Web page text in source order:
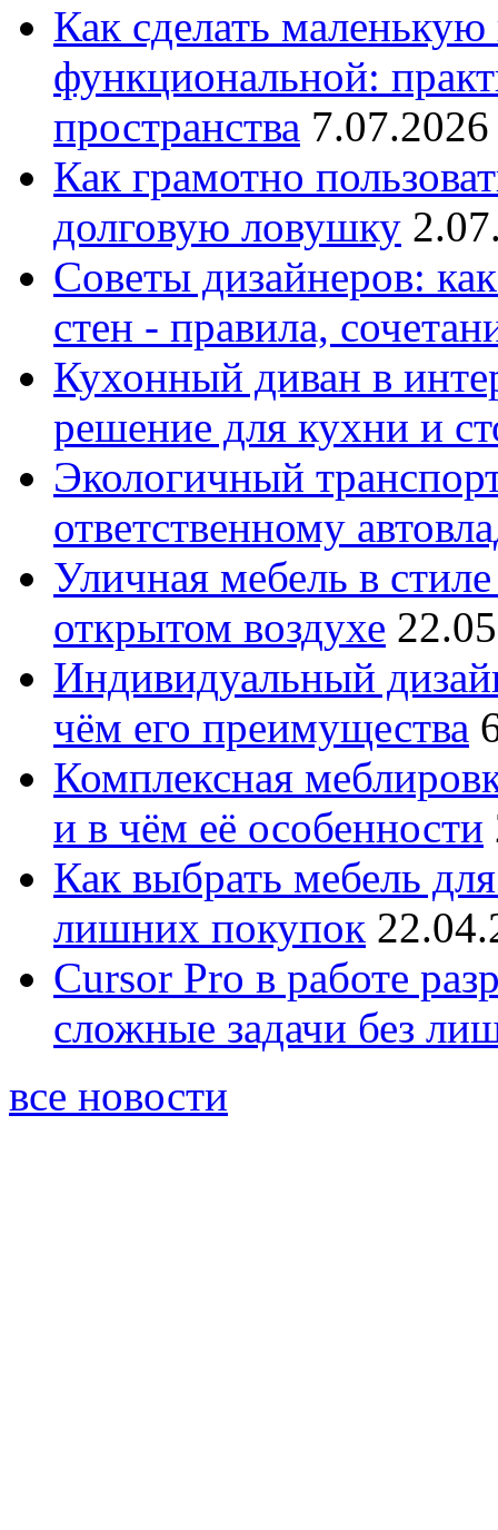
Как сделать
функциональной:
пространства
Как грамотно
долговую ловушку
Советы дизайнеров:
стен - правила,
Кухонный диван в
решение для кухни и
Экологичный
ответственному
Уличная мебель в
открытом воздухе
Индивидуальный
чём его преимущества
Комплексная
и в чём её особенности
Как выбрать мебель
лишних покупок
Cursor Pro в работе
сложные задачи без
все новости